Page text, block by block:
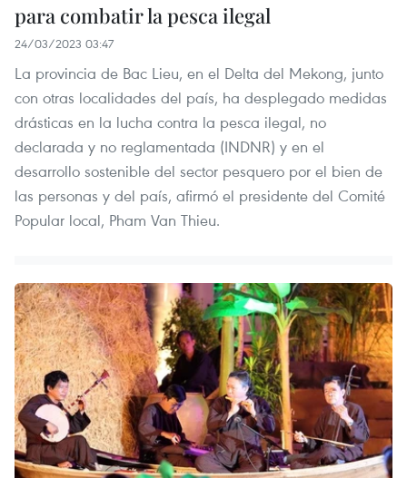
para combatir la pesca ilegal
24/03/2023 03:47
La provincia de Bac Lieu, en el Delta del Mekong, junto
con otras localidades del país, ha desplegado medidas
drásticas en la lucha contra la pesca ilegal, no
declarada y no reglamentada (INDNR) y en el
desarrollo sostenible del sector pesquero por el bien de
las personas y del país, afirmó el presidente del Comité
Popular local, Pham Van Thieu.